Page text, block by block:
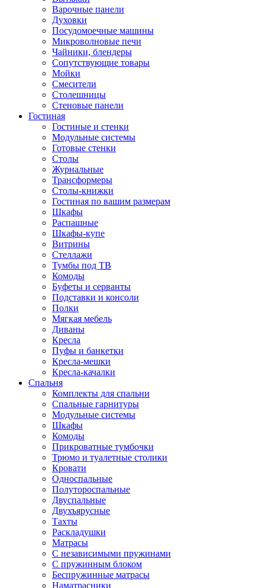
Варочные панели
Духовки
Посудомоечные машины
Микроволновые печи
Чайники, блендеры
Сопутствующие товары
Мойки
Смесители
Столешницы
Стеновые панели
Гостиная
Гостиные и стенки
Модульные системы
Готовые стенки
Столы
Журнальные
Трансформеры
Столы-книжки
Гостиная по вашим размерам
Шкафы
Распашные
Шкафы-купе
Витрины
Стеллажи
Тумбы под ТВ
Комоды
Буфеты и серванты
Подставки и консоли
Полки
Мягкая мебель
Диваны
Кресла
Пуфы и банкетки
Кресла-мешки
Кресла-качалки
Спальня
Комплекты для спальни
Спальные гарнитуры
Модульные системы
Шкафы
Комоды
Прикроватные тумбочки
Трюмо и туалетные столики
Кровати
Односпальные
Полутороспальные
Двуспальные
Двухъярусные
Тахты
Раскладушки
Матрасы
С независимыми пружинами
С пружинным блоком
Беспружинные матрасы
Наматрасники